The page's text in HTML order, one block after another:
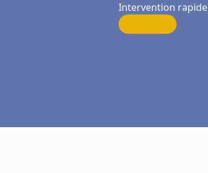
Intervention rapide